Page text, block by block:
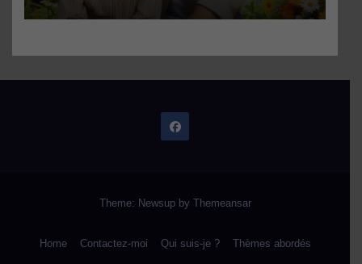
Theme: Newsup by Themeansar
Home Contactez-moi Qui suis-je ? Thèmes abordés